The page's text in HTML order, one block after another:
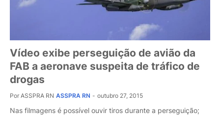
Vídeo exibe perseguição de avião da
FAB a aeronave suspeita de tráfico de
drogas
Por ASSPRA RN ASSPRA RN - outubro 27, 2015
Nas filmagens é possível ouvir tiros durante a perseguição;